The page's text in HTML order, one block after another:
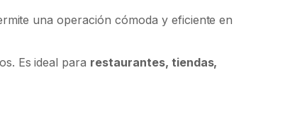
una operación cómoda y eficiente en
Es ideal para restaurantes, tiendas,